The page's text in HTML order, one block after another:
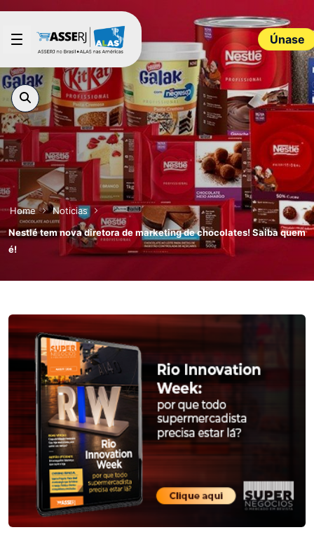
Saltar al contenido principal
Únase
Home
Noticias
Nestlé tem nova diretora de marketing de chocolates! Saiba quem
é!